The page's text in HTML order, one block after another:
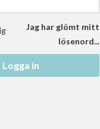
Jag har glömt mitt
lösenord...
Logga in